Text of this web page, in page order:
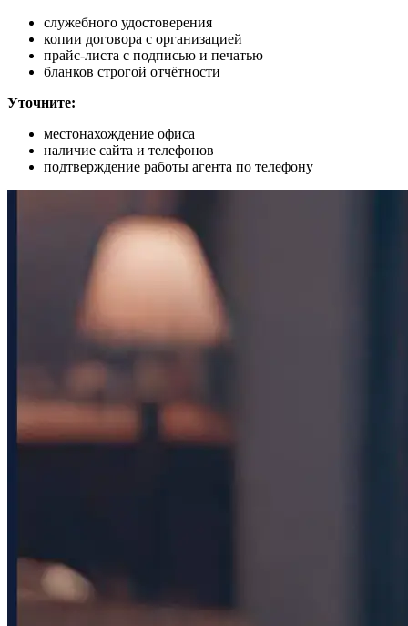
служебного удостоверения
копии договора с организацией
прайс-листа с подписью и печатью
бланков строгой отчётности
Уточните:
местонахождение офиса
наличие сайта и телефонов
подтверждение работы агента по телефону